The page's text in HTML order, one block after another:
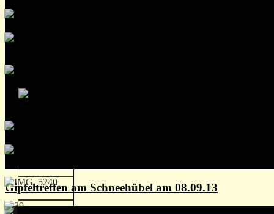
Gipfeltreffen am Schneehübel am 08.09.13